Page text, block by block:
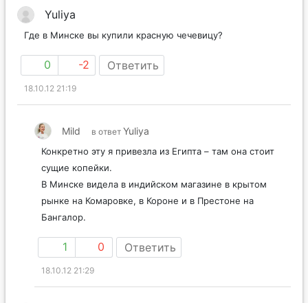
Yuliya
Где в Минске вы купили красную чечевицу?
0 -2 Ответить
18.10.12 21:19
Mild в ответ Yuliya
Конкретно эту я привезла из Египта – там она стоит
сущие копейки.
В Минске видела в индийском магазине в крытом
рынке на Комаровке, в Короне и в Престоне на
Бангалор.
1 0 Ответить
18.10.12 21:29